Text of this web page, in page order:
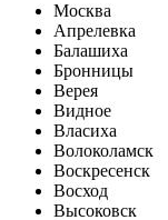
Москва
Апрелевка
Балашиха
Бронницы
Верея
Видное
Власиха
Волоколамск
Воскресенск
Восход
Высоковск